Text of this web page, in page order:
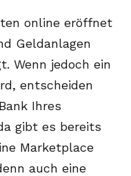
online eröffnet
Geldanlagen
Wenn jedoch ein
entscheiden
Ihres
gibt es bereits
Marketplace
auch eine